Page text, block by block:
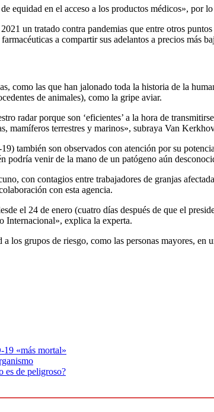
equidad en el acceso a los productos médicos», por
un tratado contra pandemias que entre otros
a compartir sus adelantos a precios más
como las que han jalonado toda la historia de la
de animales), como la gripe aviar.
radar porque son ‘eficientes’ a la hora de
mamíferos terrestres y marinos», subraya Van
también son observados con atención por su
podría venir de la mano de un patógeno aún
con contagios entre trabajadores de granjas
con esta agencia.
el 24 de enero (cuatro días después de que el
Internacional», explica la experta.
los grupos de riesgo, como las personas mayores,
19 «más mortal»
es de peligroso?